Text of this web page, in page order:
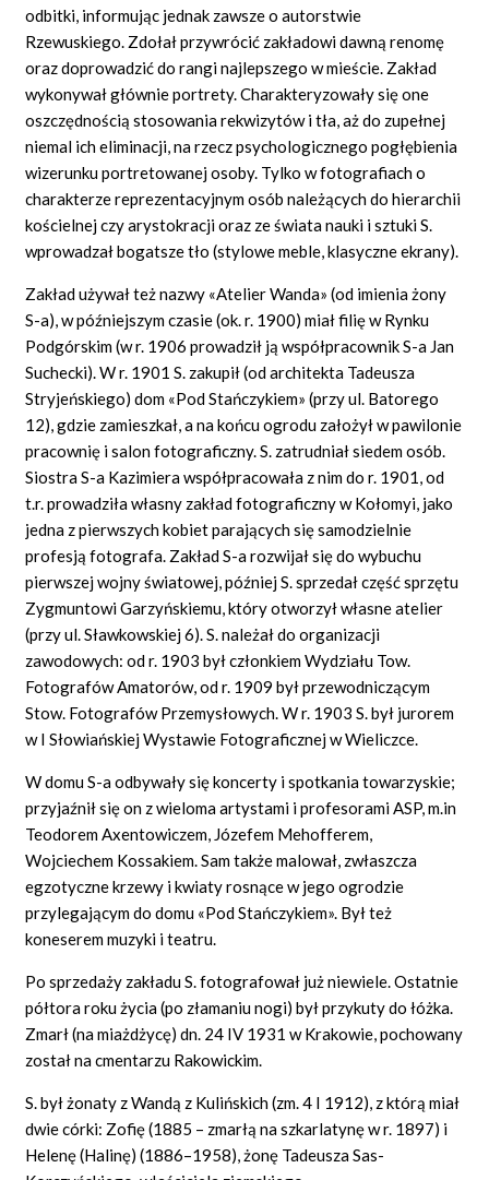
odbitki, informując jednak zawsze o autorstwie
Rzewuskiego. Zdołał przywrócić zakładowi dawną renomę
oraz doprowadzić do rangi najlepszego w mieście. Zakład
wykonywał głównie portrety. Charakteryzowały się one
oszczędnością stosowania rekwizytów i tła, aż do zupełnej
niemal ich eliminacji, na rzecz psychologicznego pogłębienia
wizerunku portretowanej osoby. Tylko w fotografiach o
charakterze reprezentacyjnym osób należących do hierarchii
kościelnej czy arystokracji oraz ze świata nauki i sztuki S.
wprowadzał bogatsze tło (stylowe meble, klasyczne ekrany).
Zakład używał też nazwy «Atelier Wanda» (od imienia żony
S-a), w późniejszym czasie (ok. r. 1900) miał filię w Rynku
Podgórskim (w r. 1906 prowadził ją współpracownik S-a Jan
Suchecki). W r. 1901 S. zakupił (od architekta Tadeusza
Stryjeńskiego) dom «Pod Stańczykiem» (przy ul. Batorego
12), gdzie zamieszkał, a na końcu ogrodu założył w pawilonie
pracownię i salon fotograficzny. S. zatrudniał siedem osób.
Siostra S-a Kazimiera współpracowała z nim do r. 1901, od
t.r. prowadziła własny zakład fotograficzny w Kołomyi, jako
jedna z pierwszych kobiet parających się samodzielnie
profesją fotografa. Zakład S-a rozwijał się do wybuchu
pierwszej wojny światowej, później S. sprzedał część sprzętu
Zygmuntowi Garzyńskiemu, który otworzył własne atelier
(przy ul. Sławkowskiej 6). S. należał do organizacji
zawodowych: od r. 1903 był członkiem Wydziału Tow.
Fotografów Amatorów, od r. 1909 był przewodniczącym
Stow. Fotografów Przemysłowych. W r. 1903 S. był jurorem
w I Słowiańskiej Wystawie Fotograficznej w Wieliczce.
W domu S-a odbywały się koncerty i spotkania towarzyskie;
przyjaźnił się on z wieloma artystami i profesorami ASP, m.in
Teodorem Axentowiczem, Józefem Mehofferem,
Wojciechem Kossakiem. Sam także malował, zwłaszcza
egzotyczne krzewy i kwiaty rosnące w jego ogrodzie
przylegającym do domu «Pod Stańczykiem». Był też
koneserem muzyki i teatru.
Po sprzedaży zakładu S. fotografował już niewiele. Ostatnie
półtora roku życia (po złamaniu nogi) był przykuty do łóżka.
Zmarł (na miażdżycę) dn. 24 IV 1931 w Krakowie, pochowany
został na cmentarzu Rakowickim.
S. był żonaty z Wandą z Kulińskich (zm. 4 I 1912), z którą miał
dwie córki: Zofię (1885 – zmarłą na szkarlatynę w r. 1897) i
Helenę (Halinę) (1886–1958), żonę Tadeusza Sas-